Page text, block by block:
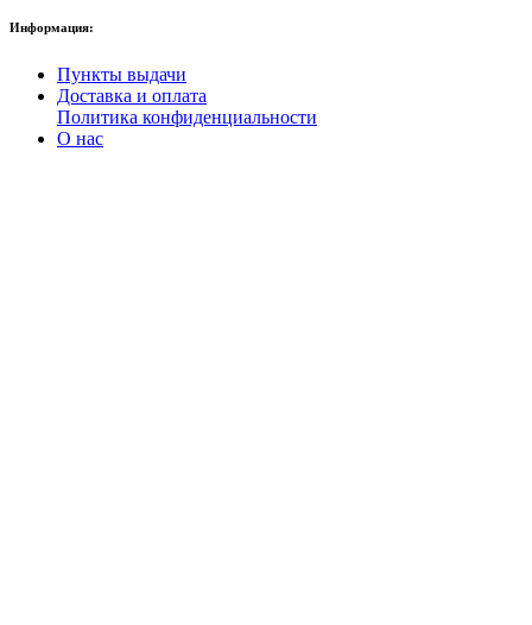
Информация:
Пункты выдачи
Доставка и оплата
Политика конфиденциальности
О нас